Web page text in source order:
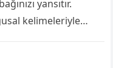
yansıtır.
kelimeleriyle